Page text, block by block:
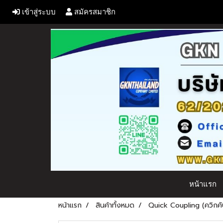
เข้าสู่ระบบ สมัครสมาชิก
หน้าแรก
หน้าแรก สินค้าทั้งหมด Quick Coupling (ควิก